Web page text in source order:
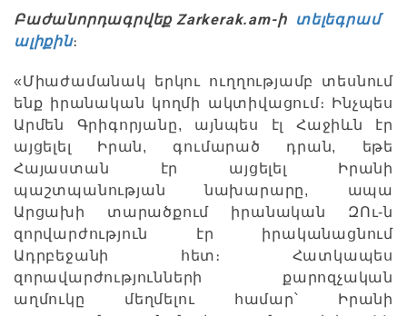
Բաժանորդագրվեք Zarkerak.am-ի տելեգրամ
ալիքին։
«Միաժամանակ երկու ուղղությամբ տեսնում
ենք իրանական կողմի ակտիվացում։ Ինչպես
Արմեն Գրիգորյանը, այնպես էլ Հաջիևն էր
այցելել Իրան, գումարած դրան, եթե
Հայաստան էր այցելել Իրանի
պաշտպանության նախարարը, ապա
Արցախի տարածքում իրանական ԶՈւ-ն
զորվարժություն էր իրականացնում
Ադրբեջանի հետ։ Հատկապես
զորավարժությունների քարոզչական
աղմուկը մեղմելու համար՝ Իրանի